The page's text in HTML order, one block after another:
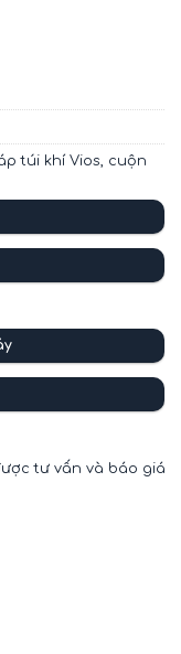
túi khí Vios, cuộn
tư vấn và báo giá